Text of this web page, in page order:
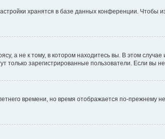
хранятся в базе данных конференции. Чтобы
а не к тому, в котором находитесь вы. В этом
только зарегистрированные пользователи. Если вы
времени, но время отображается по-прежнему